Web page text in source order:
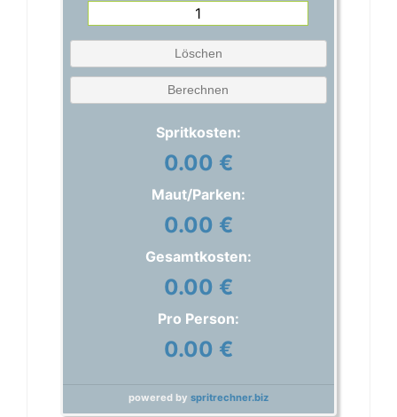
Löschen
Berechnen
Spritkosten:
0.00 €
Maut/Parken:
0.00 €
Gesamtkosten:
0.00 €
Pro Person:
0.00 €
powered by spritrechner.biz